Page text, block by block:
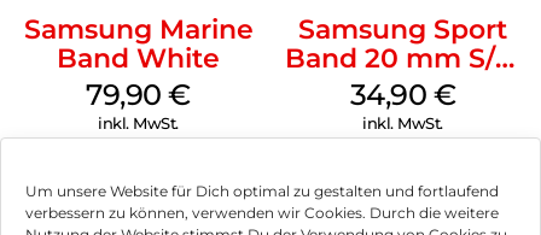
Um unsere Website für Dich optimal zu gestalten und fortlaufend
verbessern zu können, verwenden wir Cookies. Durch die weitere
Samsung Marine
Band White
79,90€
inkl. MwSt.
Samsung Sport
Band 20 mm S/M
Galaxy Watch4
Serie Graphite
34,90 €
inkl. MwSt.